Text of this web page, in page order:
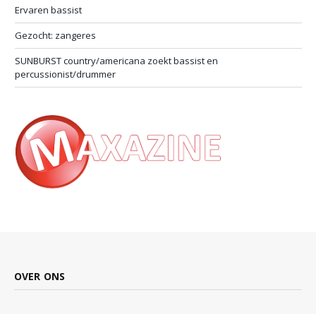
Ervaren bassist
Gezocht: zangeres
SUNBURST country/americana zoekt bassist en
percussionist/drummer
OVER ONS